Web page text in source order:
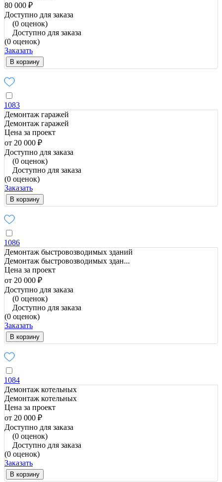
80 000 ₽
Доступно для заказа
(0 оценок)
Доступно для заказа
(0 оценок)
Заказать
В корзину
1083
Демонтаж гаражей
Демонтаж гаражей
Цена за проект
от 20 000 ₽
Доступно для заказа
(0 оценок)
Доступно для заказа
(0 оценок)
Заказать
В корзину
1086
Демонтаж быстровозводимых зданий
Демонтаж быстровозводимых здан...
Цена за проект
от 20 000 ₽
Доступно для заказа
(0 оценок)
Доступно для заказа
(0 оценок)
Заказать
В корзину
1084
Демонтаж котельных
Демонтаж котельных
Цена за проект
от 20 000 ₽
Доступно для заказа
(0 оценок)
Доступно для заказа
(0 оценок)
Заказать
В корзину